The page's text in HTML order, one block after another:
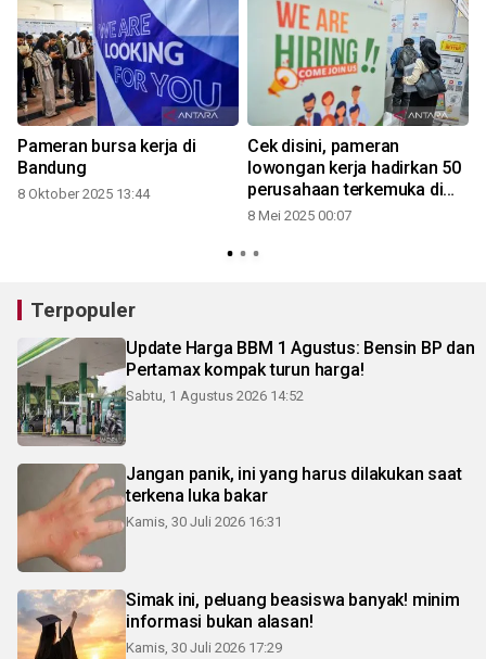
Pameran bursa kerja di
Bandung
8 Oktober 2025 13:44
Cek disini, pameran
lowongan kerja hadirkan 50
perusahaan terkemuka di
Bandung
8 Mei 2025 00:07
Terpopuler
Update Harga BBM 1 Agustus: Bensin BP dan
Pertamax kompak turun harga!
Sabtu, 1 Agustus 2026 14:52
Jangan panik, ini yang harus dilakukan saat
terkena luka bakar
Kamis, 30 Juli 2026 16:31
Simak ini, peluang beasiswa banyak! minim
informasi bukan alasan!
Kamis, 30 Juli 2026 17:29